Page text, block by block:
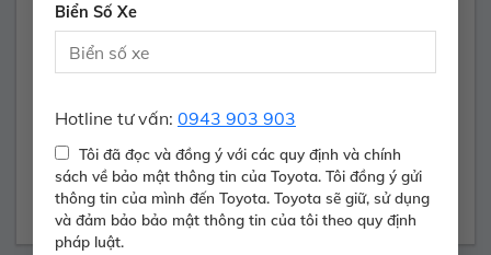
Biển Số Xe
Hotline tư vấn: 0943 903 903
Tôi đã đọc và đồng ý với các quy định và chính
sách về bảo mật thông tin của Toyota. Tôi đồng ý gửi
thông tin của mình đến Toyota. Toyota sẽ giữ, sử dụng
và đảm bảo bảo mật thông tin của tôi theo quy định
pháp luật.
RAIZE 1.0 TURBO – 2024
Năm sản xuất:2024 Màu:ĐỎ
ODO: 30.119 Km Hộp số:TỰ ĐỘNG
Xem Xe